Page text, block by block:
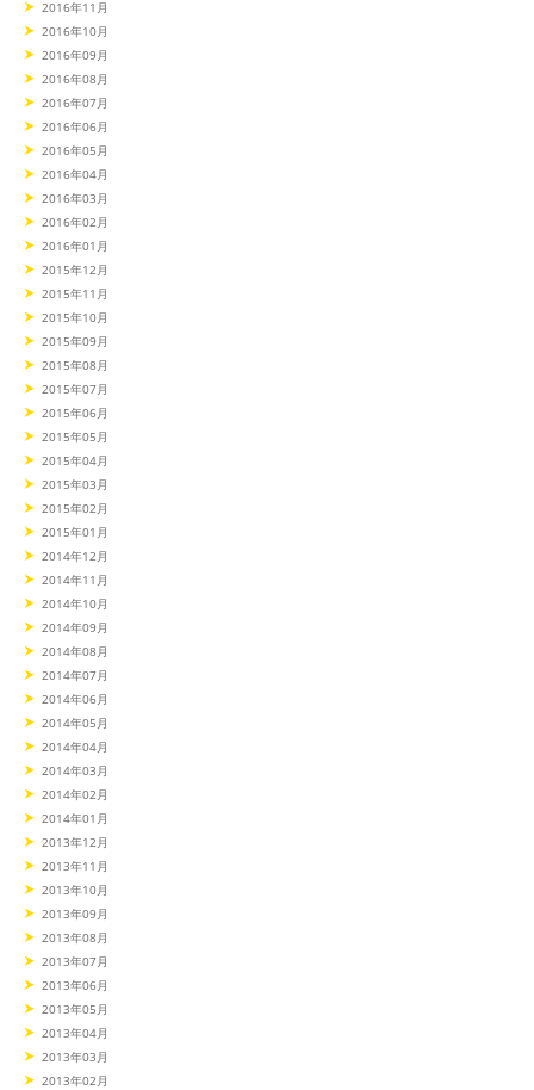
2016年11月
2016年10月
2016年09月
2016年08月
2016年07月
2016年06月
2016年05月
2016年04月
2016年03月
2016年02月
2016年01月
2015年12月
2015年11月
2015年10月
2015年09月
2015年08月
2015年07月
2015年06月
2015年05月
2015年04月
2015年03月
2015年02月
2015年01月
2014年12月
2014年11月
2014年10月
2014年09月
2014年08月
2014年07月
2014年06月
2014年05月
2014年04月
2014年03月
2014年02月
2014年01月
2013年12月
2013年11月
2013年10月
2013年09月
2013年08月
2013年07月
2013年06月
2013年05月
2013年04月
2013年03月
2013年02月